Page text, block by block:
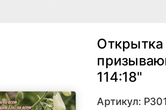
Открытка
114:18"
Артикул: